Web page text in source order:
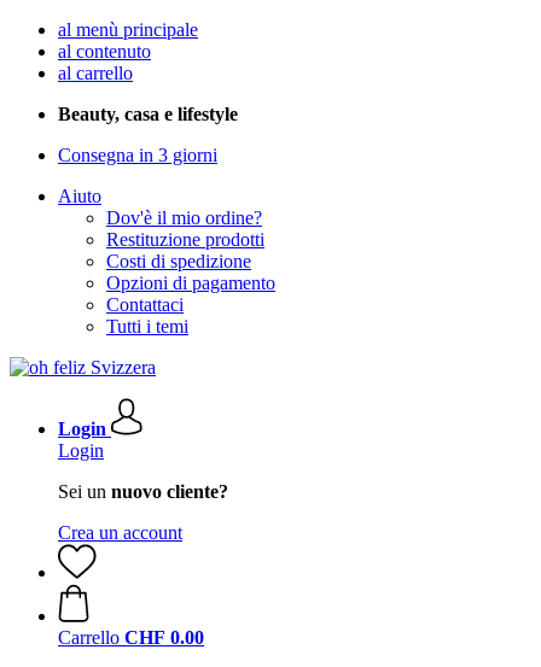
al menù principale
al contenuto
al carrello
Beauty, casa e lifestyle
Consegna in 3 giorni
Aiuto
Dov'è il mio ordine?
Restituzione prodotti
Costi di spedizione
Opzioni di pagamento
Contattaci
Tutti i temi
Login
Login
Sei un nuovo cliente?
Crea un account
Carrello CHF 0.00